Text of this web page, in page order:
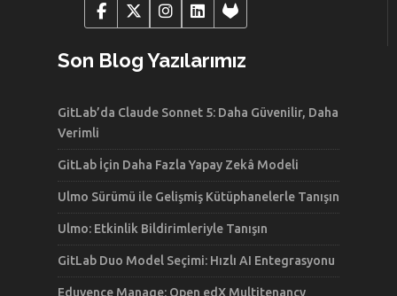
Son Blog Yazılarımız
GitLab’da Claude Sonnet 5: Daha Güvenilir, Daha
Verimli
GitLab İçin Daha Fazla Yapay Zekâ Modeli
Ulmo Sürümü ile Gelişmiş Kütüphanelerle Tanışın
Ulmo: Etkinlik Bildirimleriyle Tanışın
GitLab Duo Model Seçimi: Hızlı AI Entegrasyonu
Eduvence Manage: Open edX Multitenancy